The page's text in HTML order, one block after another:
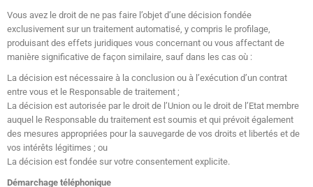
Vous avez le droit de ne pas faire l’objet d’une décision fondée
exclusivement sur un traitement automatisé, y compris le profilage,
produisant des effets juridiques vous concernant ou vous affectant de
manière significative de façon similaire, sauf dans les cas où :
La décision est nécessaire à la conclusion ou à l’exécution d’un contrat
entre vous et le Responsable de traitement ;
La décision est autorisée par le droit de l’Union ou le droit de l’Etat membre
auquel le Responsable du traitement est soumis et qui prévoit également
des mesures appropriées pour la sauvegarde de vos droits et libertés et de
vos intérêts légitimes ; ou
La décision est fondée sur votre consentement explicite.
Démarchage téléphonique